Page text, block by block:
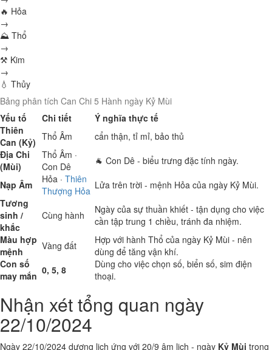
🔥 Hỏa
→
⛰ Thổ
→
⚒ Kim
→
💧 Thủy
Bảng phân tích Can Chi 5 Hành ngày Kỷ Mùi
Yếu tố
Chi tiết
Ý nghĩa thực tế
Thiên
Can (Kỷ) Thổ Âm
cẩn thận, tỉ mỉ, bảo thủ
Địa Chi
(Mùi)
Thổ Âm ·
Con Dê
🐐 Con Dê - biểu trưng đặc tính ngày.
Nạp Âm
Hỏa · Thiên
Thượng Hỏa Lửa trên trời - mệnh Hỏa của ngày Kỷ Mùi.
Tương
sinh /
khắc
Cùng hành
Ngày của sự thuần khiết - tận dụng cho việc
cần tập trung 1 chiều, tránh đa nhiệm.
Màu hợp
mệnh
Vàng đất
Hợp với hành Thổ của ngày Kỷ Mùi - nên
dùng để tăng vận khí.
Con số
may mắn 0, 5, 8
Dùng cho việc chọn số, biển số, sim điện
thoại.
Nhận xét tổng quan ngày
22/10/2024
Ngày 22/10/2024 dương lịch ứng với 20/9 âm lịch - ngày Kỷ Mùi trong